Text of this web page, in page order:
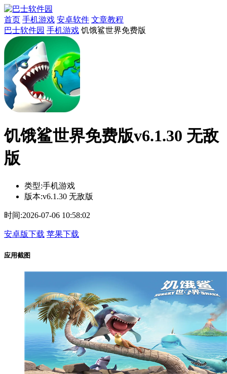
首页 手机游戏 安卓软件 文章教程
巴士软件园 手机游戏 饥饿鲨世界免费版
饥饿鲨世界免费版v6.1.30 无敌
版
类型:手机游戏
版本:v6.1.30 无敌版
时间:2026-07-06 10:58:02
安卓版下载 苹果下载
应用截图